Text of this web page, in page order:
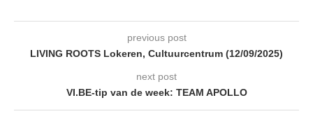
previous post
LIVING ROOTS Lokeren, Cultuurcentrum (12/09/2025)
next post
VI.BE-tip van de week: TEAM APOLLO